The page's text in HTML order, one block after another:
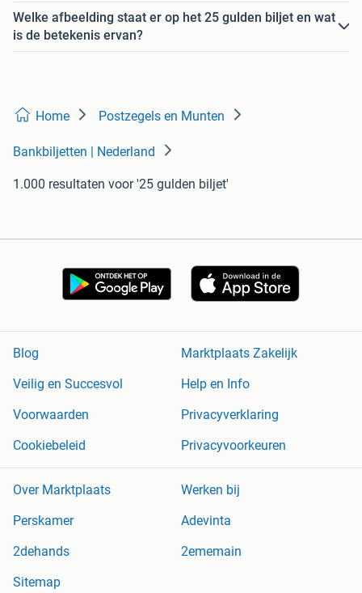
Welke afbeelding staat er op het 25 gulden biljet en wat
is de betekenis ervan?
Home Postzegels en Munten
Bankbiljetten | Nederland
1.000 resultaten voor '25 gulden biljet'
Blog
Marktplaats Zakelijk
Veilig en Succesvol
Help en Info
Voorwaarden
Privacyverklaring
Cookiebeleid
Privacyvoorkeuren
Over Marktplaats
Werken bij
Perskamer
Adevinta
2dehands
2ememain
Sitemap